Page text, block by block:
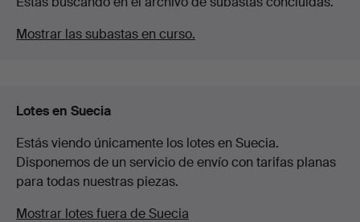
Mostrar las subastas en curso.
Lotes en Suecia
Estás viendo únicamente los lotes en Suecia.
Disponemos de un servicio de envío con tarifas planas
para todas nuestras piezas.
Mostrar lotes fuera de Suecia